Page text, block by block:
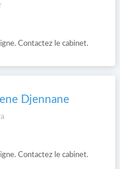
Contactez le cabinet.
Djennane
Contactez le cabinet.